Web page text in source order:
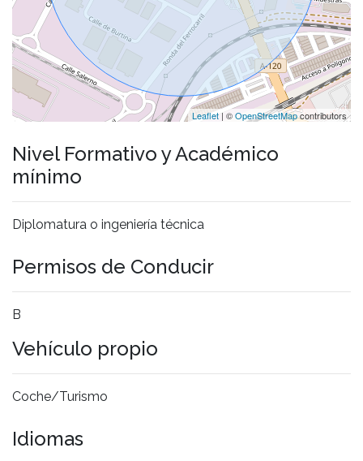
Leaflet | ©OpenStreetMapcontributors
Nivel Formativo y Académico
mínimo
Diplomatura o ingeniería técnica
Permisos de Conducir
B
Vehículo propio
Coche/Turismo
Idiomas